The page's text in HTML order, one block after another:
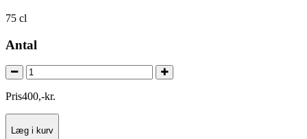
75 cl
Antal
Pris400,-kr.
Læg i kurv